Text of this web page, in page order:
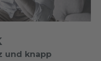
und knapp